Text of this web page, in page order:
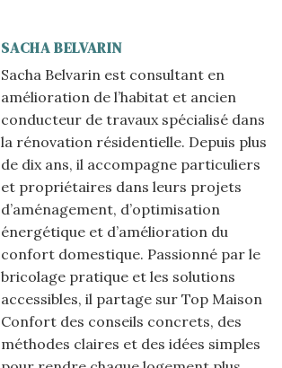
SACHA BELVARIN
Sacha Belvarin est consultant en
amélioration de l’habitat et ancien
conducteur de travaux spécialisé dans
la rénovation résidentielle. Depuis plus
de dix ans, il accompagne particuliers
et propriétaires dans leurs projets
d’aménagement, d’optimisation
énergétique et d’amélioration du
confort domestique. Passionné par le
bricolage pratique et les solutions
accessibles, il partage sur Top Maison
Confort des conseils concrets, des
méthodes claires et des idées simples